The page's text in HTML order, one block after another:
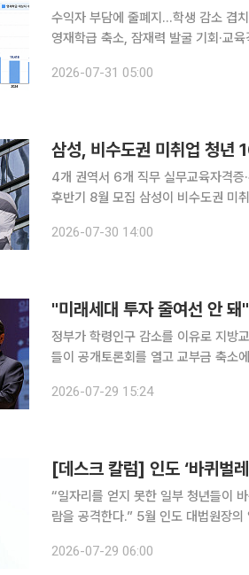
수익자 부담에 줄폐지…학생 감소 겹
영재학급 축소, 잠재력 발굴 기회·교육격차 확대 우려 학교 영재학급
온다. 교육계에서는 이 같은 구조적
2026-07-31 05:00
삼성, 비수도권 미취업 청년
4개 권역서 6개 직무 실무교육자격
후반기 8월 모집 삼성이 비수도권 미취업 청년을 산업 현장에 필요한 기술 인재로 육성한다. 지역별
2026-07-30 14:00
"미래세대 투자 줄여선 안
정부가 학령인구 감소를 이유로 지방
들이 공개토론회를 열고 교부금 축소
2026-07-29 15:24
[데스크 칼럼] 인도 ‘바퀴벌
“일자리를 얻지 못한 일부 청년들이
람을 공격한다.” 5월 인도 대법원장의 입에서 나온 말이다. 그는 이후 가짜 학위로 전문직에 진입한
청년들이 받아들인 의미는 달랐다. 청
2026-07-29 06:00